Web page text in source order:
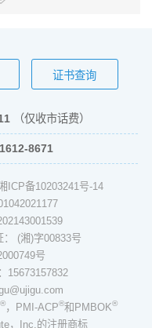
证书查询
（仅收市话费）
8671
ICP备10203241号-14
(湘)字00833号
号
15673157832
®，PMI-ACP®和PMBOK®
，Inc.的注册商标